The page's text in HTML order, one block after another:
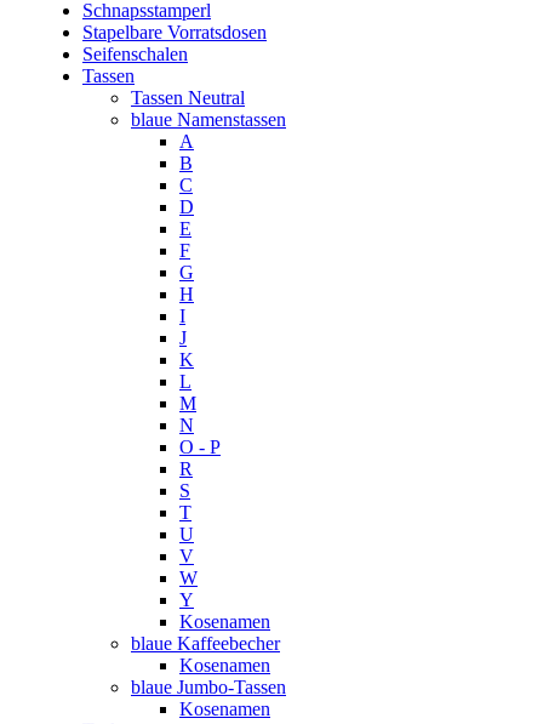
Schnapsstamperl
Stapelbare Vorratsdosen
Seifenschalen
Tassen
Tassen Neutral
blaue Namenstassen
A
B
C
D
E
F
G
H
I
J
K
L
M
N
O - P
R
S
T
U
V
W
Y
Kosenamen
blaue Kaffeebecher
Kosenamen
blaue Jumbo-Tassen
Kosenamen